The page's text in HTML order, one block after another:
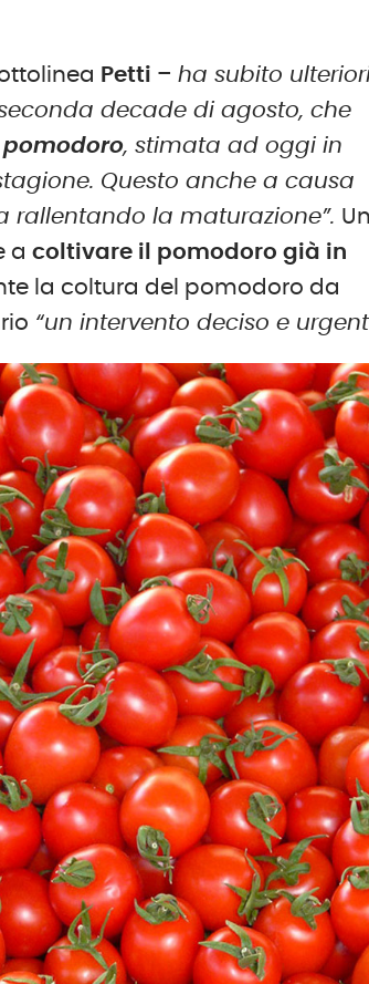
Petti –ha subito
decade di agosto, che
, stimata ad oggi in
Questo anche a causa
rallentando la maturazione”.
acoltivare il pomodoro già in
la coltura del pomodoro da
“un intervento deciso e